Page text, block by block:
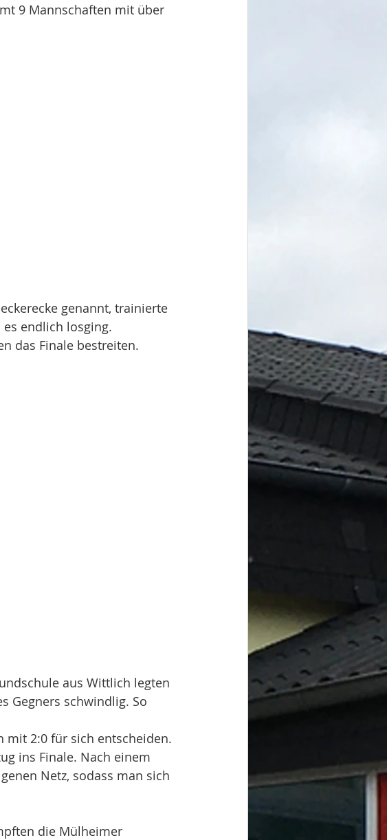
9 Mannschaften mit über
genannt, trainierte
endlich losging.
das Finale bestreiten.
aus Wittlich legten
Gegners schwindlig. So
mit 2:0 für sich entscheiden.
ins Finale. Nach einem
Netz, sodass man sich
die Mülheimer